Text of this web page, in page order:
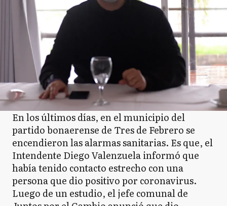
En los últimos días, en el municipio del
partido bonaerense de Tres de Febrero se
encendieron las alarmas sanitarias. Es que, el
Intendente Diego Valenzuela informó que
había tenido contacto estrecho con una
persona que dio positivo por coronavirus.
Luego de un estudio, el jefe comunal de